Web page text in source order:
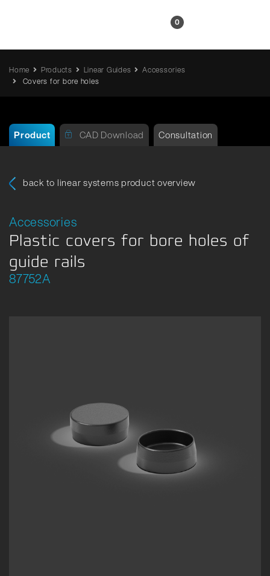
0
Home Products Linear Guides
Accessories
Covers for bore holes
Product CAD Download Consultation
back to linear systems product overview
Accessories
Plastic covers for bore holes of
guide rails
87752A